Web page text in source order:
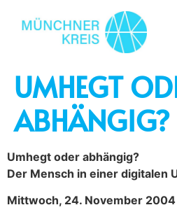
UMHEGT
ABHÄNGIG?
Umhegt oder abhängig?
Der Mensch in einer digitalen
Mittwoch, 24. November 2004